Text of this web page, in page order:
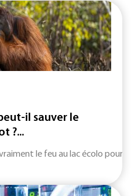
il sauver le
?...
le feu au lac écolo pour